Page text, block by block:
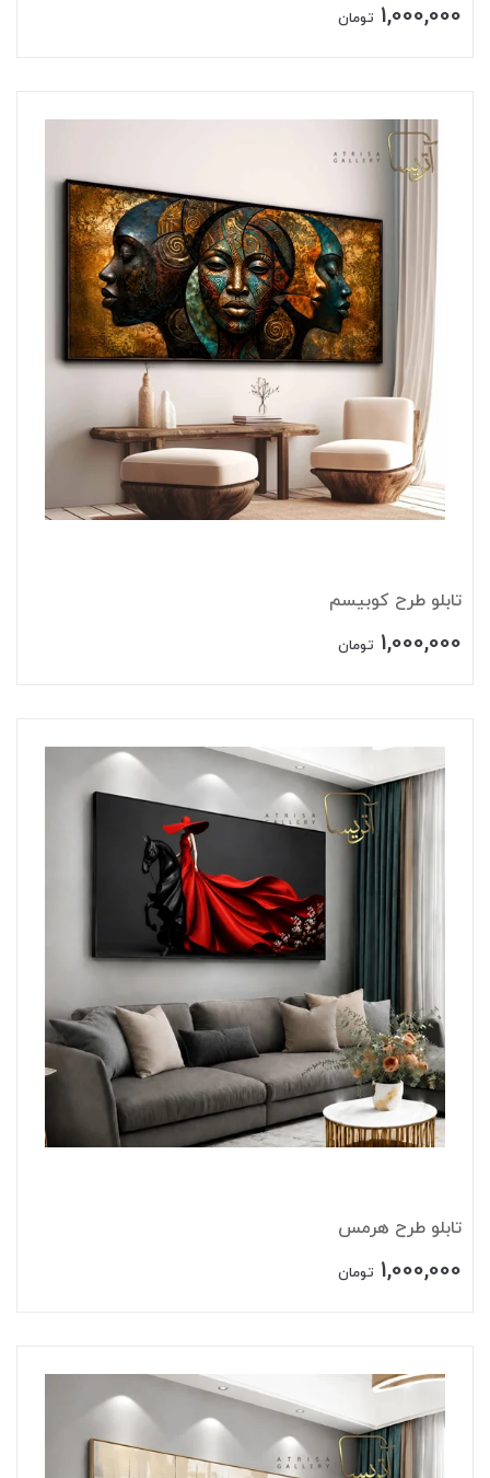
1,000,000 تومان
تابلو طرح کوبیسم
1,000,000 تومان
تابلو طرح هرمس
1,000,000 تومان